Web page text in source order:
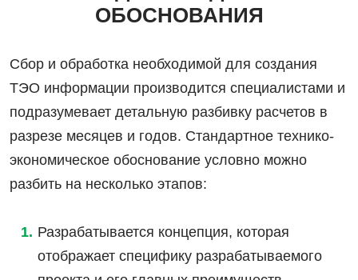
ОБОСНОВАНИЯ
Сбор и обработка необходимой для создания
ТЭО информации производится специалистами и
подразумевает детальную разбивку расчетов в
разрезе месяцев и годов. Стандартное технико-
экономическое обоснование условно можно
разбить на несколько этапов:
Разрабатывается концепция, которая
отображает специфику разрабатываемого